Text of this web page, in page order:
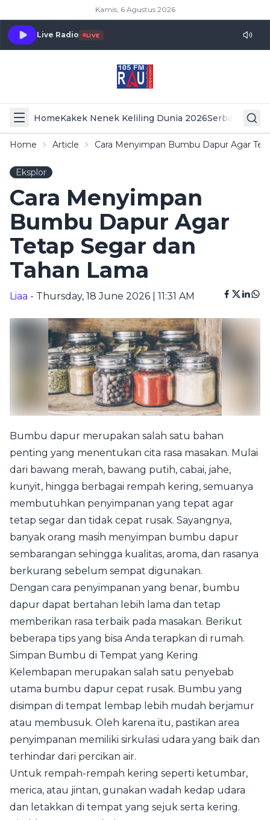
Kamis, 6 Agustus 2026
Live Radio LIVE
HomeKakek Nenek Keliling Dunia 2026Serba Serbi
Home Article Cara Menyimpan Bumbu Dapur Agar
Eksplor
Cara Menyimpan
Bumbu Dapur Agar
Tetap Segar dan
Tahan Lama
Liaa - Thursday, 18 June 2026 | 11:31 AM
Bumbu dapur merupakan salah satu bahan
penting yang menentukan cita rasa masakan. Mulai
dari bawang merah, bawang putih, cabai, jahe,
kunyit, hingga berbagai rempah kering, semuanya
membutuhkan penyimpanan yang tepat agar
tetap segar dan tidak cepat rusak. Sayangnya,
banyak orang masih menyimpan bumbu dapur
sembarangan sehingga kualitas, aroma, dan rasanya
berkurang sebelum sempat digunakan.
Dengan cara penyimpanan yang benar, bumbu
dapur dapat bertahan lebih lama dan tetap
memberikan rasa terbaik pada masakan. Berikut
beberapa tips yang bisa Anda terapkan di rumah.
Simpan Bumbu di Tempat yang Kering
Kelembapan merupakan salah satu penyebab
utama bumbu dapur cepat rusak. Bumbu yang
disimpan di tempat lembap lebih mudah berjamur
atau membusuk. Oleh karena itu, pastikan area
penyimpanan memiliki sirkulasi udara yang baik dan
terhindar dari percikan air.
Untuk rempah-rempah kering seperti ketumbar,
merica, atau jintan, gunakan wadah kedap udara
dan letakkan di tempat yang sejuk serta kering.